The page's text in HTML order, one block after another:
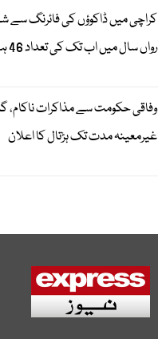
کراچی میں ڈاکوؤں کی فائرنگ سے
رواں سال میں اب تک کی تعداد 46 ہوگئی
وفاقی حکومت سے مذاکرات ناکام، گڈز
غیرمعینہ مدت تک ہڑتال کا اعلان